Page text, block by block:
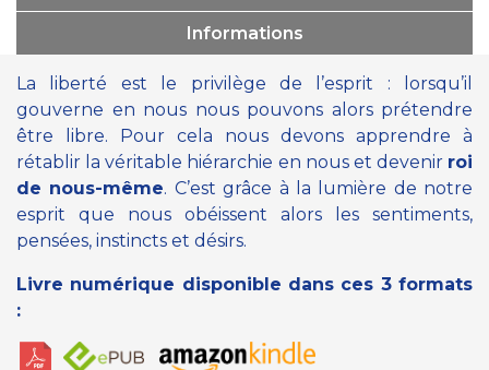
Informations
La liberté est le privilège de l’esprit : lorsqu’il
gouverne en nous nous pouvons alors prétendre
être libre. Pour cela nous devons apprendre à
rétablir la véritable hiérarchie en nous et devenir roi
de nous-même. C’est grâce à la lumière de notre
esprit que nous obéissent alors les sentiments,
pensées, instincts et désirs.
Livre numérique disponible dans ces 3 formats
: